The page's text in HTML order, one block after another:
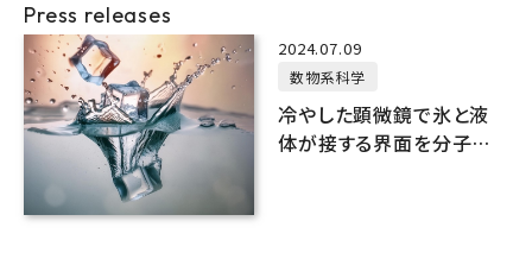
Press releases
2024.07.09
数物系科学
冷やした顕微鏡で氷と液
体が接する界面を分子レ